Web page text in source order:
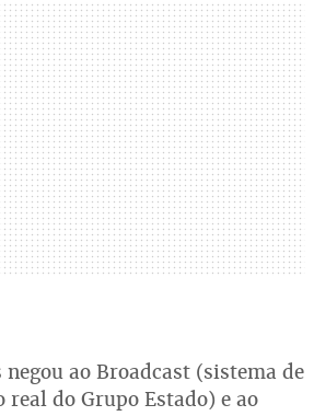
negou ao Broadcast (sistema de
do Grupo Estado) e ao